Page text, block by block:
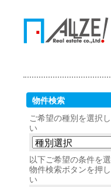
物件検索
ご希望の種別を選択
い
以下ご希望の条件を
物件検索ボタンを押
い